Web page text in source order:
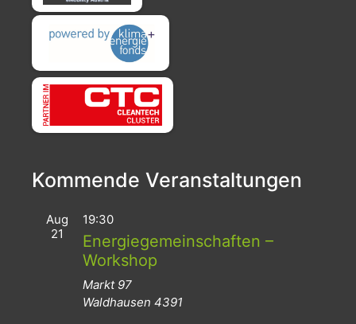
Kommende Veranstaltungen
Aug
21
19:30
Energiegemeinschaften –
Workshop
Markt 97
Waldhausen 4391